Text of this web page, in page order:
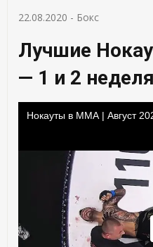
22.08.2020 - Бокс
Лучшие
— 1 и 2